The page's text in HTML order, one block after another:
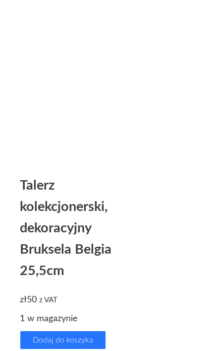
Talerz
kolekcjonerski,
dekoracyjny
Bruksela Belgia
25,5cm
zł50 z VAT
1 w magazynie
Dodaj do koszyka